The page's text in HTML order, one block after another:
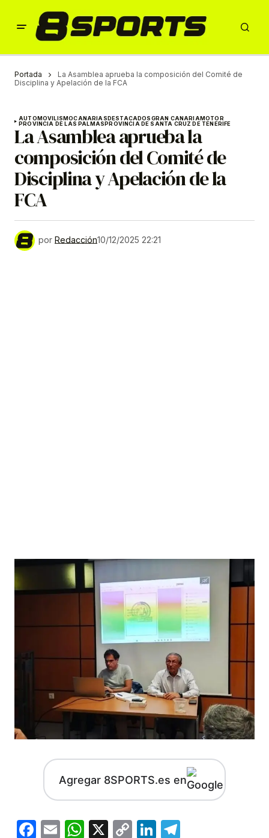
Portada
La Asamblea aprueba la composición del Comité de
Disciplina y Apelación de la FCA
AUTOMOVILISMOCANARIASDESTACADOSGRAN CANARIAMOTOR
PROVINCIA DE LAS PALMASPROVINCIA DE SANTA CRUZ DE TENERIFE
La Asamblea aprueba la
composición del Comité de
Disciplina y Apelación de la
FCA
por Redacción10/12/2025 22:21
Agregar 8SPORTS.es en
Facebook
EmailWhatsApp
X
CopyLinkedIn